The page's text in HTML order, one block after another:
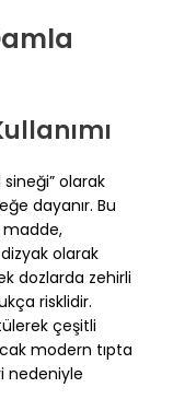
sineği” olarak
dayanır. Bu
madde,
olarak
dozlarda zehirli
risklidir.
çeşitli
modern tıpta
nedeniyle